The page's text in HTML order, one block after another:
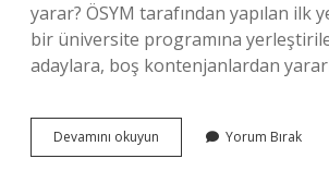
yarar? ÖSYM tarafından yapılan ilk
bir üniversite programına
adaylara, boş kontenjanlardan
Devamını okuyun
Kontenjan
Yorum Bırak